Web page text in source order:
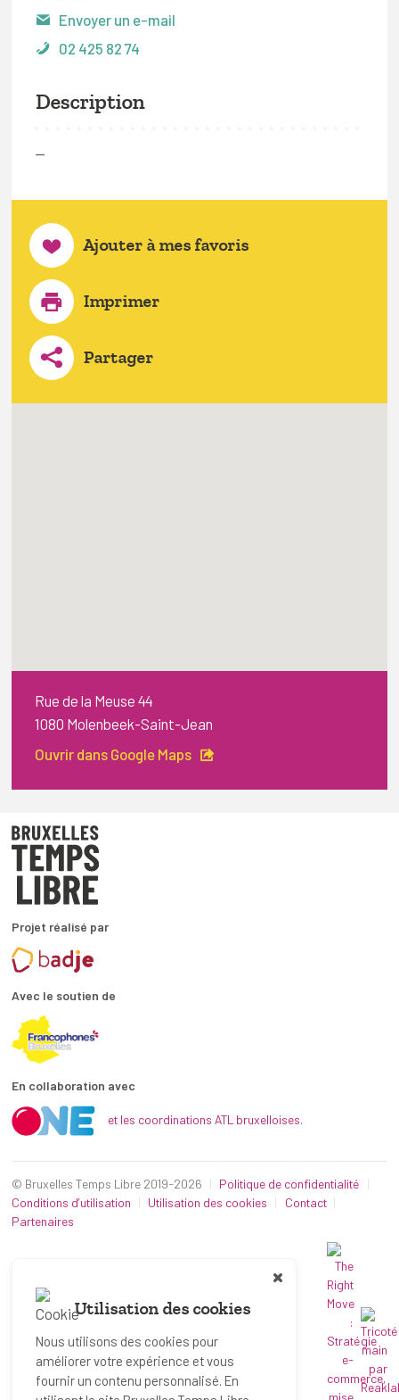
Envoyer un e-mail
02 425 82 74
Description
—
Ajouter à mes favoris
Imprimer
Partager
Rue de la Meuse 44
1080 Molenbeek-Saint-Jean
Ouvrir dans Google Maps
Projet réalisé par
Avec le soutien de
En collaboration avec
et les coordinations ATL bruxelloises.
© Bruxelles Temps Libre 2019-2026
Politique de confidentialité
Conditions d’utilisation
Utilisation des cookies
Contact
Partenaires
Utilisation des cookies
Nous utilisons des cookies pour
améliorer votre expérience et vous
fournir un contenu personnalisé. En